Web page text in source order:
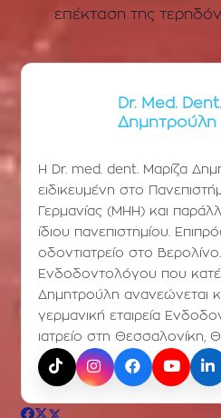
επέκταση της
Dr. Med.
Δημητρούλη
Η Dr. med. dent. Μαρίζα
ειδικευμένη στο
Γερμανίας (ΜΗΗ) και
ίδιου πανεπιστημίου.
οδοντιατρείο στο
Ενδοδοντολόγου που
Δημητρούλη ανανεώνεται
γερμανική εταιρεία
ιατρείο στη Θεσσαλονίκη,
TikTokInstagramFacebook